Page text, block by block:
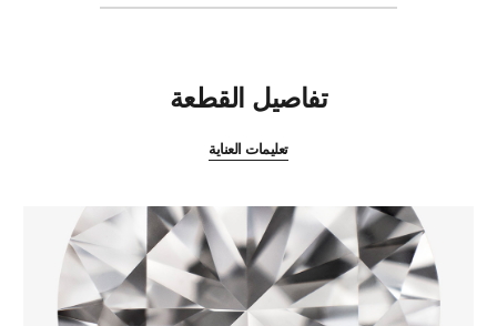
تفاصيل القطعة
تعليمات العناية